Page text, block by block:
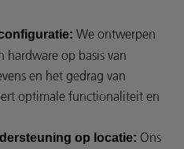
We ontwerpen
hardware op basis van
en het gedrag van
optimale functionaliteit en
op locatie: Ons